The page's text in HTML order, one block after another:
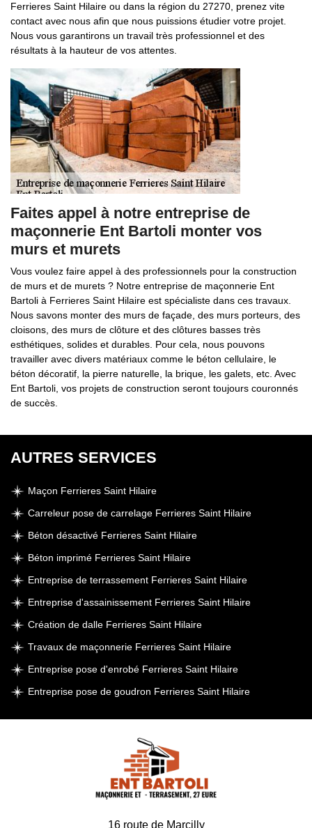
Ferrieres Saint Hilaire ou dans la région du 27270, prenez vite
contact avec nous afin que nous puissions étudier votre projet.
Nous vous garantirons un travail très professionnel et des
résultats à la hauteur de vos attentes.
Faites appel à notre entreprise de
maçonnerie Ent Bartoli monter vos
murs et murets
Vous voulez faire appel à des professionnels pour la construction
de murs et de murets ? Notre entreprise de maçonnerie Ent
Bartoli à Ferrieres Saint Hilaire est spécialiste dans ces travaux.
Nous savons monter des murs de façade, des murs porteurs, des
cloisons, des murs de clôture et des clôtures basses très
esthétiques, solides et durables. Pour cela, nous pouvons
travailler avec divers matériaux comme le béton cellulaire, le
béton décoratif, la pierre naturelle, la brique, les galets, etc. Avec
Ent Bartoli, vos projets de construction seront toujours couronnés
de succès.
AUTRES SERVICES
Maçon Ferrieres Saint Hilaire
Carreleur pose de carrelage Ferrieres Saint Hilaire
Béton désactivé Ferrieres Saint Hilaire
Béton imprimé Ferrieres Saint Hilaire
Entreprise de terrassement Ferrieres Saint Hilaire
Entreprise d'assainissement Ferrieres Saint Hilaire
Création de dalle Ferrieres Saint Hilaire
Travaux de maçonnerie Ferrieres Saint Hilaire
Entreprise pose d'enrobé Ferrieres Saint Hilaire
Entreprise pose de goudron Ferrieres Saint Hilaire
16 route de Marcilly